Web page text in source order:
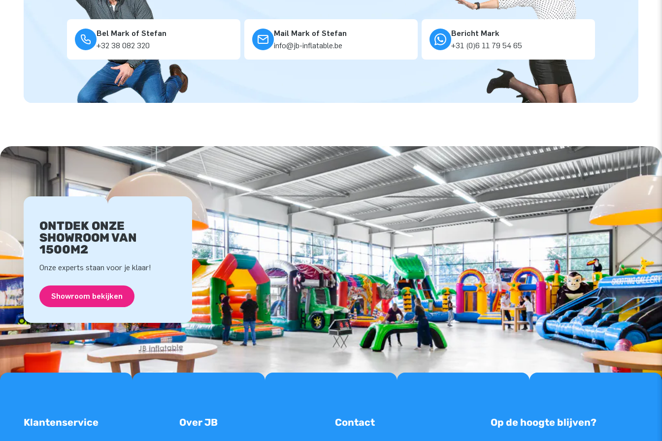
Bel Mark of Stefan
+32 38 082 320
Mail Mark of Stefan
info@jb-inflatable.be
Bericht Mark
+31 (0)6 11 79 54 65
ONTDEK ONZE
SHOWROOM VAN
1500M2
Onze experts staan voor je klaar!
Showroom bekijken
Klantenservice Over JB Contact Op de hoogte blijven?